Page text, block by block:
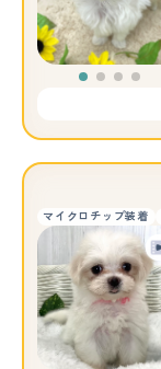
マイクロチップ装着